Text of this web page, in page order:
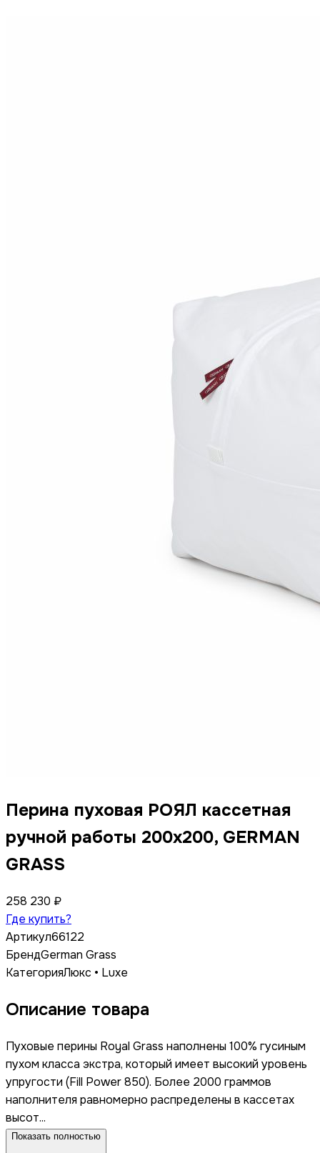
Перина пуховая РОЯЛ кассетная
ручной работы 200x200, GERMAN
GRASS
258 230 ₽
Где купить?
Артикул66122
БрендGerman Grass
КатегорияЛюкс • Luxe
Описание товара
Пуховые перины Royal Grass наполнены 100% гусиным
пухом класса экстра, который имеет высокий уровень
упругости (Fill Power 850). Более 2000 граммов
наполнителя равномерно распределены в кассетах
высот...
Показать полностью